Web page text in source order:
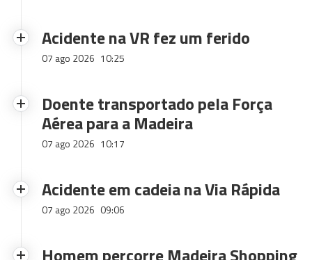
Acidente na VR fez um ferido
07 ago 2026 10:25
Doente transportado pela Força
Aérea para a Madeira
07 ago 2026 10:17
Acidente em cadeia na Via Rápida
07 ago 2026 09:06